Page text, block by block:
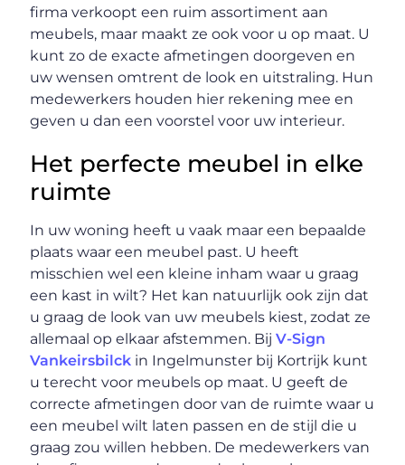
firma verkoopt een ruim assortiment aan
meubels, maar maakt ze ook voor u op maat. U
kunt zo de exacte afmetingen doorgeven en
uw wensen omtrent de look en uitstraling. Hun
medewerkers houden hier rekening mee en
geven u dan een voorstel voor uw interieur.
Het perfecte meubel in elke
ruimte
In uw woning heeft u vaak maar een bepaalde
plaats waar een meubel past. U heeft
misschien wel een kleine inham waar u graag
een kast in wilt? Het kan natuurlijk ook zijn dat
u graag de look van uw meubels kiest, zodat ze
allemaal op elkaar afstemmen. BijV-Sign
Vankeirsbilck in Ingelmunster bij Kortrijk kunt
u terecht voor meubels op maat. U geeft de
correcte afmetingen door van de ruimte waar u
een meubel wilt laten passen en de stijl die u
graag zou willen hebben. De medewerkers van